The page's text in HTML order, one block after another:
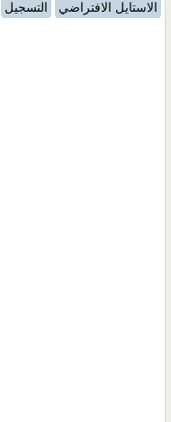
الاستايل الافتراضي
التسجيل